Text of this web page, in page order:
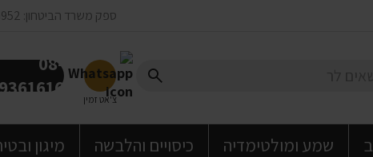
ספק משרד הביטחון: 0011016952 | ספק חברת החשמל: 5032489
צ'אט זמין
08-
שמע ומולטימדיה כיסויים והלבשה מיגון